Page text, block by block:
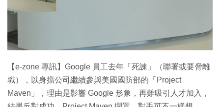
【e-zone 專訊】Google 員工去年「死諫」（聯署或要脅離
職），以身擋公司繼續參與美國國防部的「Project
Maven」，理由是影響 Google 形象，再難吸引人才加入，